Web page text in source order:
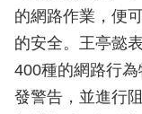
的網路作業，便
的安全。王亭懿
400種的網路行
發警告，並進行